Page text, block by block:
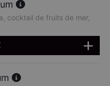
cocktail de fruits de mer,